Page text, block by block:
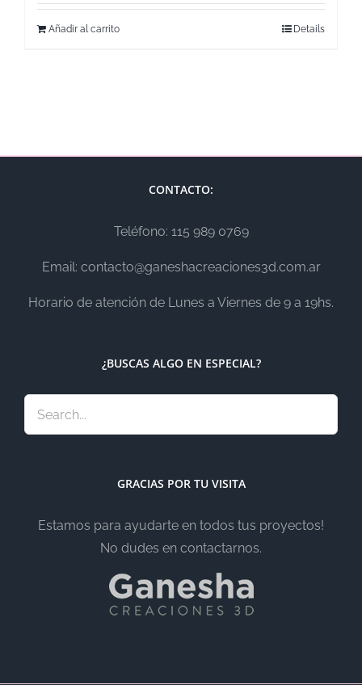
Añadir al carrito Details
CONTACTO:
Teléfono: 115 989 0769
Email: contacto@ganeshacreaciones3d.com.ar
Horario de atención de Lunes a Viernes de 9 a 19hs.
¿BUSCAS ALGO EN ESPECIAL?
GRACIAS POR TU VISITA
Estamos para ayudarte en todos tus proyectos!
No dudes en contactarnos.